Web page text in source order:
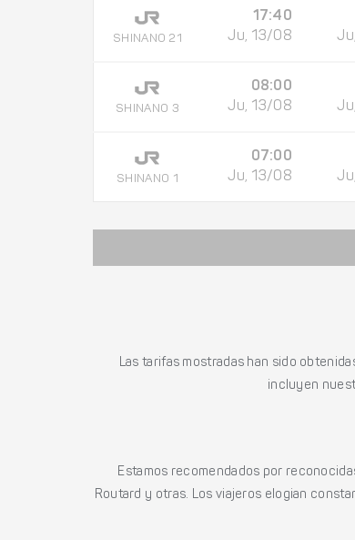
SHINANO 21
17:40
Ju, 13/08
SHINANO 3
08:00
Ju, 13/08
SHINANO 1
07:00
Ju, 13/08
Las tarifas mostradas han sido
incluyen
Estamos recomendados por
Routard y otras. Los viajeros elogian